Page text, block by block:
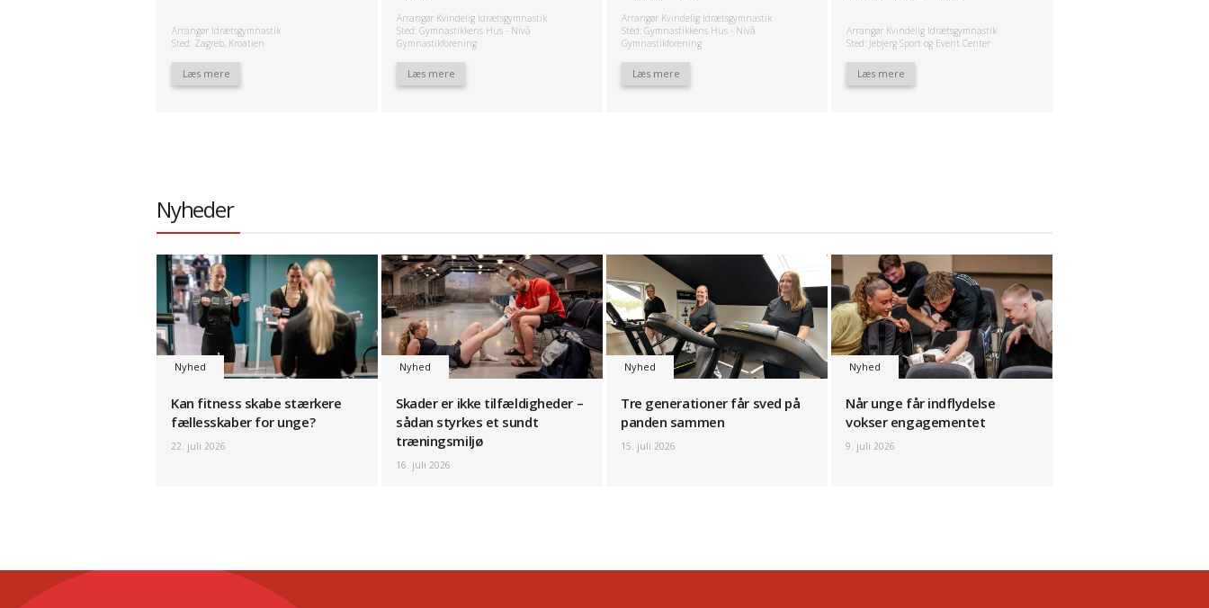
Arrangør Idrætsgymnastik
Sted: Zagreb, Kroatien
Læs mere
Arrangør Kvindelig Idrætsgymnastik
Sted: Gymnastikkens Hus - Nivå
Gymnastikforening
Læs mere
Arrangør Kvindelig Idrætsgymnastik
Sted: Gymnastikkens Hus - Nivå
Gymnastikforening
Læs mere
Arrangør Kvindelig Idrætsgymnastik
Sted: Jebjerg Sport og Event Center
Læs mere
Nyheder
Nyhed
Kan fitness skabe stærkere
fællesskaber for unge?
22. juli 2026
Nyhed
Skader er ikke tilfældigheder –
sådan styrkes et sundt
træningsmiljø
16. juli 2026
Nyhed
Tre generationer får sved på
panden sammen
15. juli 2026
Nyhed
Når unge får indflydelse
vokser engagementet
9. juli 2026